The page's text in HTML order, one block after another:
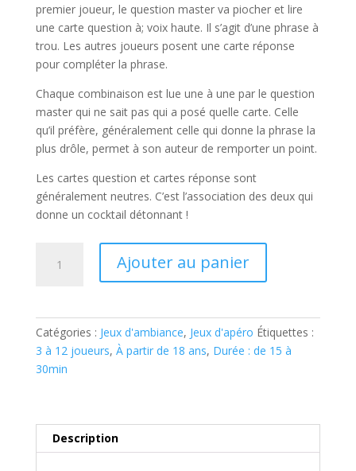
premier joueur, le question master va piocher et lire
une carte question à; voix haute. Il s’agit d’une phrase à
trou. Les autres joueurs posent une carte réponse
pour compléter la phrase.
Chaque combinaison est lue une à une par le question
master qui ne sait pas qui a posé quelle carte. Celle
qu’il préfère, généralement celle qui donne la phrase la
plus drôle, permet à son auteur de remporter un point.
Les cartes question et cartes réponse sont
généralement neutres. C’est l’association des deux qui
donne un cocktail détonnant !
COCO
Ajouter au panier
Catégories : Jeux d'ambiance, Jeux d'apéro Étiquettes :
3 à 12 joueurs, À partir de 18 ans, Durée : de 15 à
30min
Description